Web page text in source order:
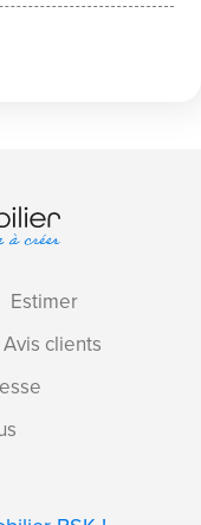
Estimer
Avis clients